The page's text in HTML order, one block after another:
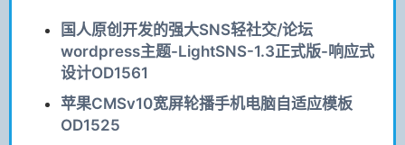
国人原创开发的强大SNS轻社交/论坛
wordpress主题-LightSNS-1.3正式版-响应式
设计OD1561
苹果CMSv10宽屏轮播手机电脑自适应模板
OD1525